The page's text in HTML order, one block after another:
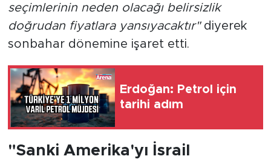
seçimlerinin neden olacağı belirsizlik
doğrudan fiyatlara yansıyacaktır"diyerek
sonbahar dönemine işaret etti.
Erdoğan: Petrol için
tarihi adım
"Sanki Amerika'yı İsrail